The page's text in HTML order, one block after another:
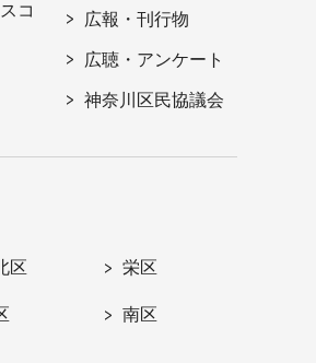
コ
広報・刊行物
広聴・アンケート
神奈川区民協議会
区 栄区
南区